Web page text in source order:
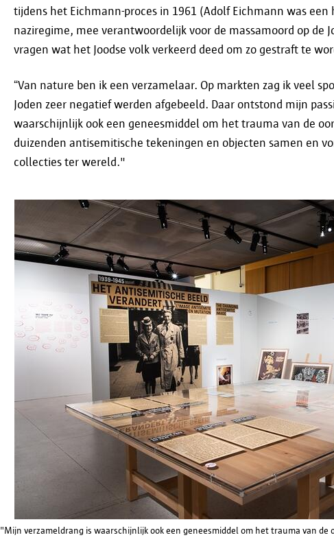
tijdens het Eichmann-proces in 1961 (Adolf Eichmann was
naziregime, mee verantwoordelijk voor de massamoord op de
vragen wat het Joodse volk verkeerd deed om zo gestraft te
“Van nature ben ik een verzamelaar. Op markten zag ik veel
Joden zeer negatief werden afgebeeld. Daar ontstond mijn
waarschijnlijk ook een geneesmiddel om het trauma van de
duizenden antisemitische tekeningen en objecten samen en
collecties ter wereld."
"Mijn verzameldrang is waarschijnlijk ook een geneesmiddel om het trauma van de